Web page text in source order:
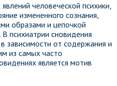
человеческой психики,
измененного сознания,
образами и цепочкой
психиатрии сновидения
зависимости от содержания и
из самых часто
является мотив